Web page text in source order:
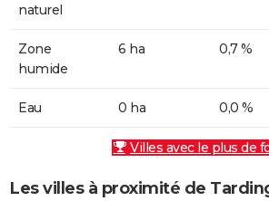
naturel
Zone
humide
6 ha 0,7 %
Eau 0 ha 0,0 %
Villes avec le plus de
Les villes à proximité de